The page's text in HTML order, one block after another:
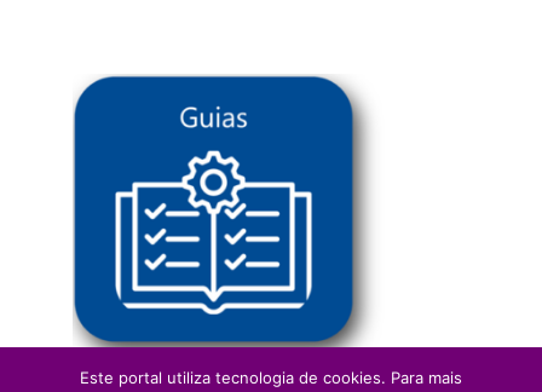
Este portal utiliza tecnologia de cookies. Para mais